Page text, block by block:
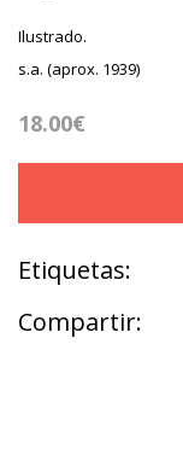
Ilustrado.
s.a. (aprox. 1939)
18.00€
Etiquetas:
Compartir: